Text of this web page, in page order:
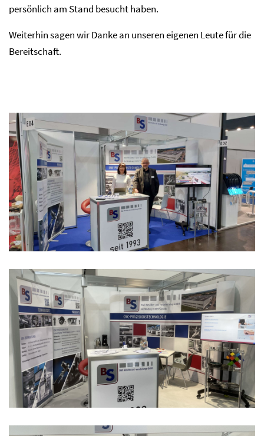
persönlich am Stand besucht haben.
Weiterhin sagen wir Danke an unseren eigenen Leute für die
Bereitschaft.